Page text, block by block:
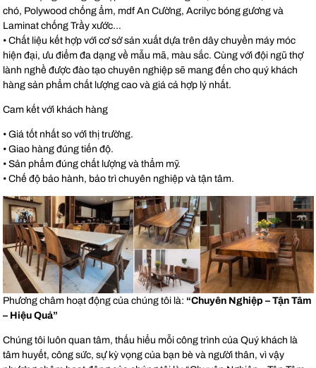
chó, Polywood chống ẩm, mdf An Cường, Acrilyc bóng gương và
Laminat chống Trầy xước…
• Chất liệu kết hợp với cơ sở sản xuất dựa trên dây chuyền máy móc
hiện đại, ưu điểm đa dạng về mẫu mã, màu sắc. Cùng với đội ngũ thợ
lành nghề được đào tạo chuyên nghiệp sẽ mang đến cho quý khách
hàng sản phẩm chất lượng cao và giá cả hợp lý nhất.
Cam kết với khách hàng
• Giá tốt nhất so với thị trường.
• Giao hàng đúng tiến độ.
• Sản phẩm đúng chất lượng và thẩm mỹ.
• Chế độ bảo hành, bảo trì chuyên nghiệp và tận tâm.
Phương châm hoạt động của chúng tôi là: “Chuyên Nghiệp – Tận Tâm
– Hiệu Quả”
Chúng tôi luôn quan tâm, thấu hiểu mỗi công trình của Quý khách là
tâm huyết, công sức, sự kỳ vọng của bạn bè và người thân, vì vậy